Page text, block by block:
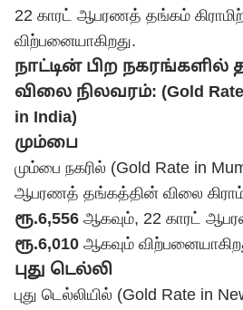
22 காரட் ஆபரணத் தங்கம்
விற்பனையாகிறது.
நாட்டின் பிற
விலை நிலவரம்: (Gold Rate
in India)
மும்பை
மும்பை நகரில் (Gold Rate in
ஆபரணத் தங்கத்தின் விலை கிராம்
ரூ.6,556 ஆகவும், 22 காரட்
ரூ.6,010 ஆகவும்
புது டெல்லி
புது டெல்லியில் (Gold Rate in